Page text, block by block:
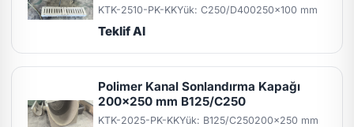
KTK-2510-PK-KKYük: C250/D400250x100 mm
Teklif Al
Polimer Kanal Sonlandırma Kapağı
200x250 mm B125/C250
KTK-2025-PK-KKYük: B125/C250200x250 mm